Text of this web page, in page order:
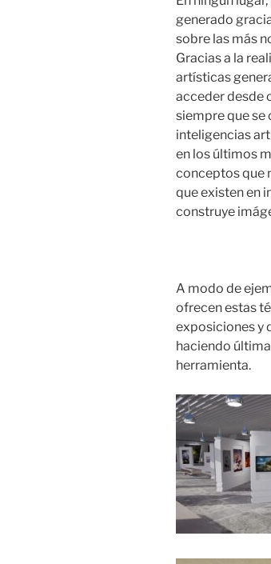
generado
sobre las más
Gracias a la
artísticas
acceder desde
siempre que se
inteligencias
en los últimos
conceptos que
que existen en
construye
A modo de
ofrecen estas
exposiciones y
haciendo
herramienta.